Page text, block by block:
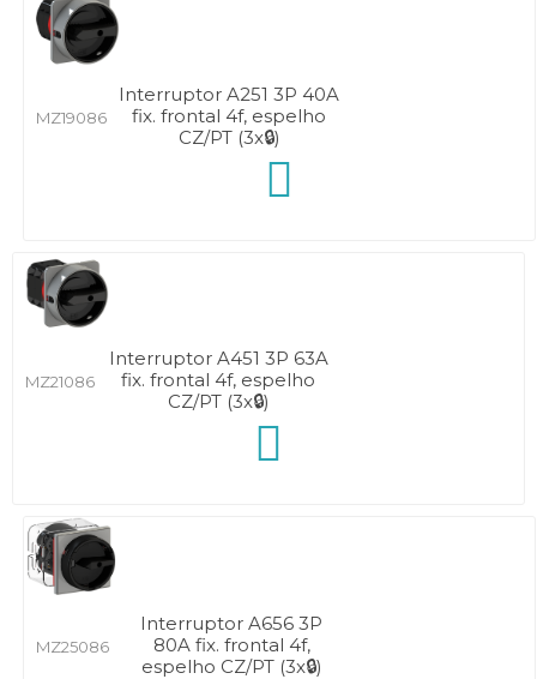
MZ19086
Interruptor A251 3P 40A
fix. frontal 4f, espelho
CZ/PT (3x🔒)
MZ21086
Interruptor A451 3P 63A
fix. frontal 4f, espelho
CZ/PT (3x🔒)
MZ25086
Interruptor A656 3P
80A fix. frontal 4f,
espelho CZ/PT (3x🔒)